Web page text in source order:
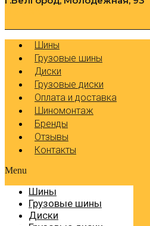
Шины
Грузовые шины
Диски
Грузовые диски
Оплата и доставка
Шиномонтаж
Бренды
Отзывы
Контакты
Menu
Шины
Грузовые шины
Диски